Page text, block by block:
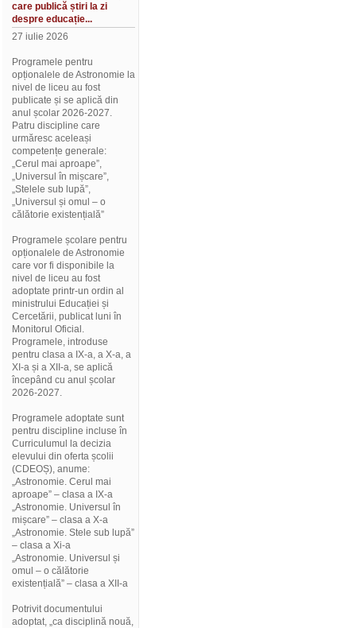
care publică știri la zi
despre educație...
27 iulie 2026
Programele pentru
opționalele de Astronomie la
nivel de liceu au fost
publicate și se aplică din
anul școlar 2026-2027.
Patru discipline care
urmăresc aceleași
competențe generale:
„Cerul mai aproape”,
„Universul în mișcare”,
„Stelele sub lupă”,
„Universul și omul – o
călătorie existențială”
Programele școlare pentru
opționalele de Astronomie
care vor fi disponibile la
nivel de liceu au fost
adoptate printr-un ordin al
ministrului Educației și
Cercetării, publicat luni în
Monitorul Oficial.
Programele, introduse
pentru clasa a IX-a, a X-a, a
XI-a și a XII-a, se aplică
începând cu anul școlar
2026-2027.
Programele adoptate sunt
pentru discipline incluse în
Curriculumul la decizia
elevului din oferta școlii
(CDEOȘ), anume:
„Astronomie. Cerul mai
aproape” – clasa a IX-a
„Astronomie. Universul în
mișcare” – clasa a X-a
„Astronomie. Stele sub lupă”
– clasa a Xi-a
„Astronomie. Universul și
omul – o călătorie
existențială” – clasa a XII-a
Potrivit documentului
adoptat, „ca disciplină nouă,